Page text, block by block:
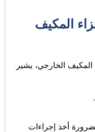
المكيف
الخارجي، يشير
أخذ إجراءات